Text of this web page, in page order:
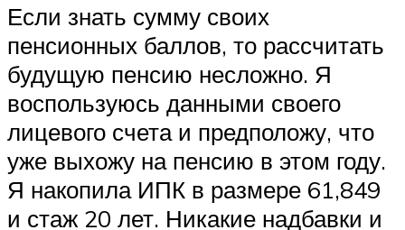
Если знать сумму своих
пенсионных баллов, то рассчитать
будущую пенсию несложно. Я
воспользуюсь данными своего
лицевого счета и предположу, что
уже выхожу на пенсию в этом году.
Я накопила ИПК в размере 61,849
и стаж 20 лет. Никакие надбавки и